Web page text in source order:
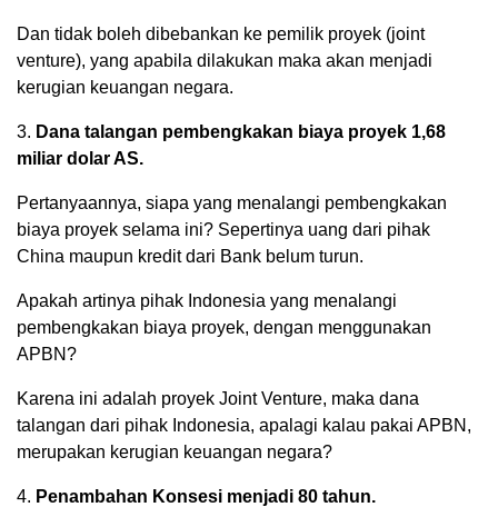
Dan tidak boleh dibebankan ke pemilik proyek (joint
venture), yang apabila dilakukan maka akan menjadi
kerugian keuangan negara.
3. Dana talangan pembengkakan biaya proyek 1,68
miliar dolar AS.
Pertanyaannya, siapa yang menalangi pembengkakan
biaya proyek selama ini? Sepertinya uang dari pihak
China maupun kredit dari Bank belum turun.
Apakah artinya pihak Indonesia yang menalangi
pembengkakan biaya proyek, dengan menggunakan
APBN?
Karena ini adalah proyek Joint Venture, maka dana
talangan dari pihak Indonesia, apalagi kalau pakai APBN,
merupakan kerugian keuangan negara?
4. Penambahan Konsesi menjadi 80 tahun.